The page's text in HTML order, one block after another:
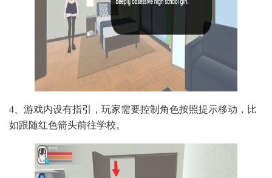
4、游戏内设有指引，玩家需要控制角色按照提示移动，比
如跟随红色箭头前往学校。